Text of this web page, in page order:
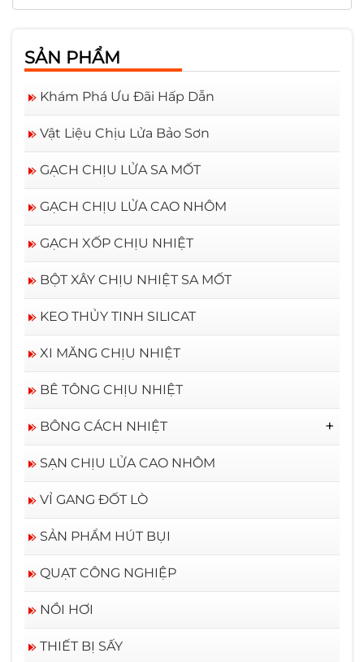
SẢN PHẨM
Khám Phá Ưu Đãi Hấp Dẫn
Vật Liệu Chịu Lửa Bảo Sơn
GẠCH CHỊU LỬA SA MỐT
GẠCH CHỊU LỬA CAO NHÔM
GẠCH XỐP CHỊU NHIỆT
BỘT XÂY CHỊU NHIỆT SA MỐT
KEO THỦY TINH SILICAT
XI MĂNG CHỊU NHIỆT
BÊ TÔNG CHỊU NHIỆT
BÔNG CÁCH NHIỆT
BÔNG CERAMIC RỜI
SẠN CHỊU LỬA CAO NHÔM
VỈ GANG ĐỐT LÒ
SẢN PHẨM HÚT BỤI
QUẠT CÔNG NGHIỆP
NỒI HƠI
THIẾT BỊ SẤY